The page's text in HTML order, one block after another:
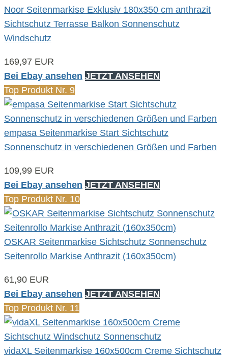
Noor Seitenmarkise Exklusiv 180x350 cm anthrazit
Sichtschutz Terrasse Balkon Sonnenschutz
Windschutz
169,97 EUR
Bei Ebay ansehen JETZT ANSEHEN
Top Produkt Nr. 9
empasa Seitenmarkise Start Sichtschutz
Sonnenschutz in verschiedenen Größen und Farben
109,99 EUR
Bei Ebay ansehen JETZT ANSEHEN
Top Produkt Nr. 10
OSKAR Seitenmarkise Sichtschutz Sonnenschutz
Seitenrollo Markise Anthrazit (160x350cm)
61,90 EUR
Bei Ebay ansehen JETZT ANSEHEN
Top Produkt Nr. 11
vidaXL Seitenmarkise 160x500cm Creme Sichtschutz